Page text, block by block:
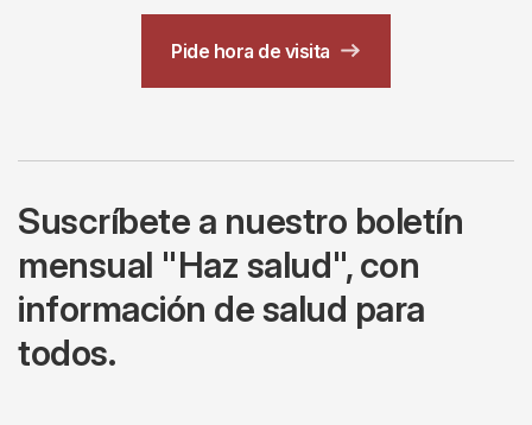
Pide hora de visita
Suscríbete a nuestro boletín
mensual "Haz salud", con
información de salud para
todos.